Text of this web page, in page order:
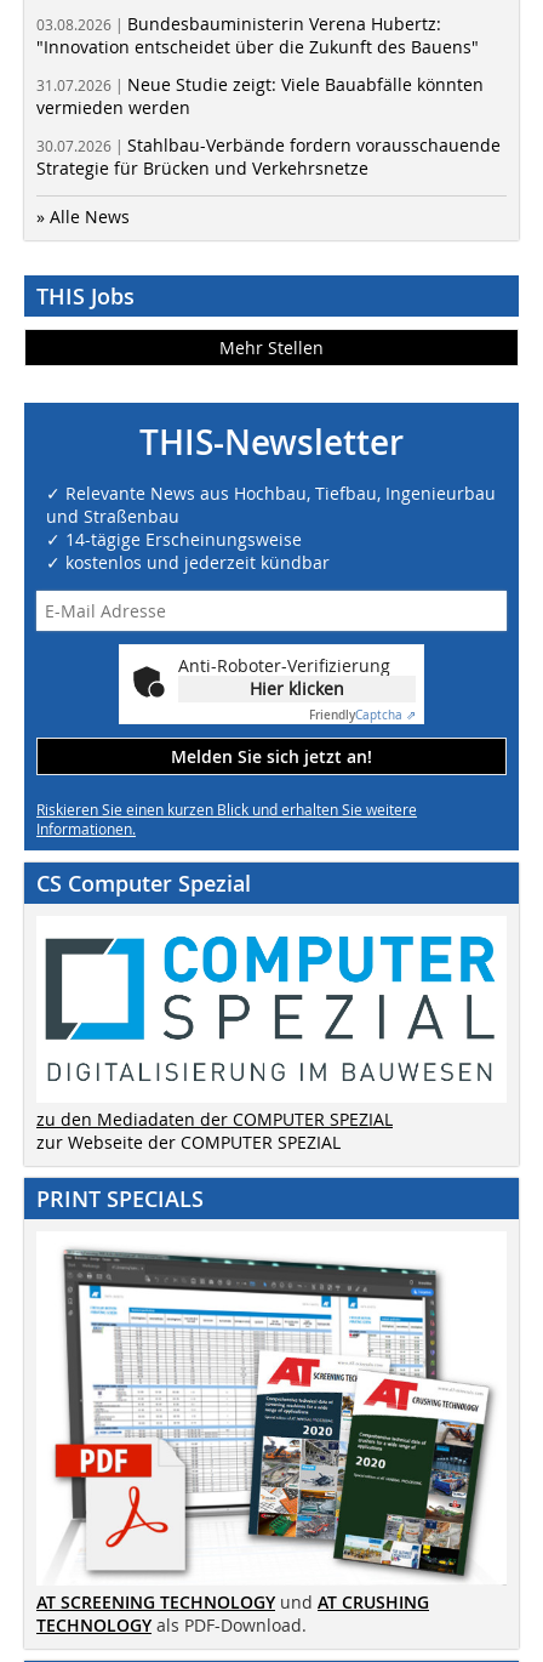
03.08.2026 | Bundesbauministerin Verena Hubertz:
"Innovation entscheidet über die Zukunft des Bauens"
31.07.2026 | Neue Studie zeigt: Viele Bauabfälle könnten
vermieden werden
30.07.2026 | Stahlbau-Verbände fordern vorausschauende
Strategie für Brücken und Verkehrsnetze
» Alle News
THIS Jobs
Mehr Stellen
THIS-Newsletter
✓ Relevante News aus Hochbau, Tiefbau, Ingenieurbau
und Straßenbau
✓ 14-tägige Erscheinungsweise
✓ kostenlos und jederzeit kündbar
Anti-Roboter-Verifizierung
Hier klicken
FriendlyCaptcha ⇗
Melden Sie sich jetzt an!
Riskieren Sie einen kurzen Blick und erhalten Sie weitere
Informationen.
CS Computer Spezial
zu den Mediadaten der COMPUTER SPEZIAL
zur Webseite der COMPUTER SPEZIAL
PRINT SPECIALS
AT SCREENING TECHNOLOGY und AT CRUSHING
TECHNOLOGY als PDF-Download.